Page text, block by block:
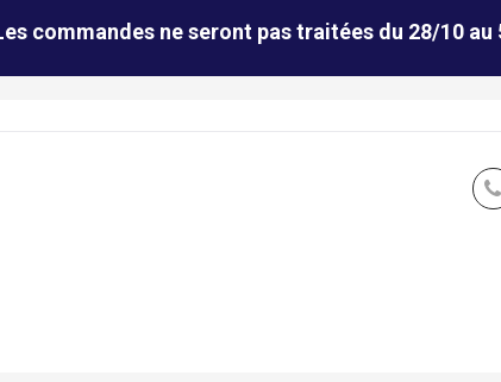
commandes ne seront pas traitées du 28/10 au